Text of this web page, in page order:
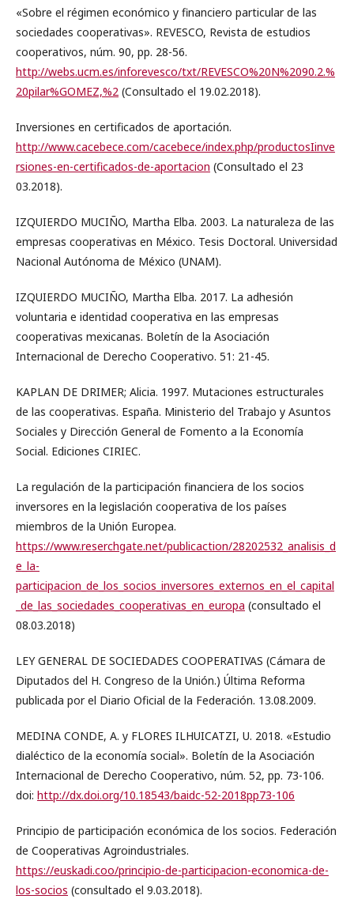
«Sobre el régimen económico y financiero particular de las
sociedades cooperativas». REVESCO, Revista de estudios
cooperativos, núm. 90, pp. 28-56.
http://webs.ucm.es/inforevesco/txt/REVESCO%20N%2090.2.%
20pilar%GOMEZ,%2 (Consultado el 19.02.2018).
Inversiones en certificados de aportación.
http://www.cacebece.com/cacebece/index.php/productosIinve
rsiones-en-certificados-de-aportacion (Consultado el 23
03.2018).
IZQUIERDO MUCIÑO, Martha Elba. 2003. La naturaleza de las
empresas cooperativas en México. Tesis Doctoral. Universidad
Nacional Autónoma de México (UNAM).
IZQUIERDO MUCIÑO, Martha Elba. 2017. La adhesión
voluntaria e identidad cooperativa en las empresas
cooperativas mexicanas. Boletín de la Asociación
Internacional de Derecho Cooperativo. 51: 21-45.
KAPLAN DE DRIMER; Alicia. 1997. Mutaciones estructurales
de las cooperativas. España. Ministerio del Trabajo y Asuntos
Sociales y Dirección General de Fomento a la Economía
Social. Ediciones CIRIEC.
La regulación de la participación financiera de los socios
inversores en la legislación cooperativa de los países
miembros de la Unión Europea.
https://www.reserchgate.net/publicaction/28202532_analisis_d
e_la-
participacion_de_los_socios_inversores_externos_en_el_capital
_de_las_sociedades_cooperativas_en_europa (consultado el
08.03.2018)
LEY GENERAL DE SOCIEDADES COOPERATIVAS (Cámara de
Diputados del H. Congreso de la Unión.) Última Reforma
publicada por el Diario Oficial de la Federación. 13.08.2009.
MEDINA CONDE, A. y FLORES ILHUICATZI, U. 2018. «Estudio
dialéctico de la economía social». Boletín de la Asociación
Internacional de Derecho Cooperativo, núm. 52, pp. 73-106.
doi: http://dx.doi.org/10.18543/baidc-52-2018pp73-106
Principio de participación económica de los socios. Federación
de Cooperativas Agroindustriales.
https://euskadi.coo/principio-de-participacion-economica-de-
los-socios (consultado el 9.03.2018).